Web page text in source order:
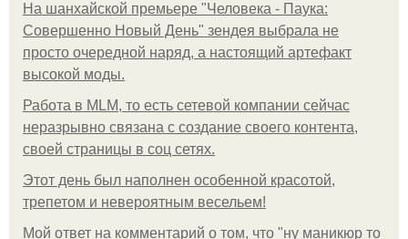
На шанхайской премьере "Человека - Паука:
Совершенно Новый День" зендея выбрала не
просто очередной наряд, а настоящий артефакт
высокой моды.
Работа в MLM, то есть сетевой компании сейчас
неразрывно связана с создание своего контента,
своей страницы в соц сетях.
Этот день был наполнен особенной красотой,
трепетом и невероятным весельем!
Мой ответ на комментарий о том, что "ну маникюр то